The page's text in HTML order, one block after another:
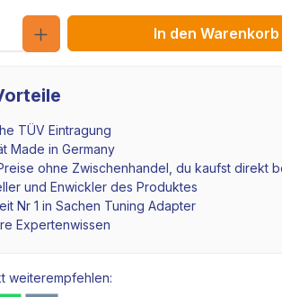
Anzahl
In den Warenkorb
TÜV Eintragung
Made in Germany
ohne Zwischenhandel, du kaufst direkt
und Enwickler des Produktes
Nr 1 in Sachen Tuning Adapter
Expertenwissen
weiterempfehlen: